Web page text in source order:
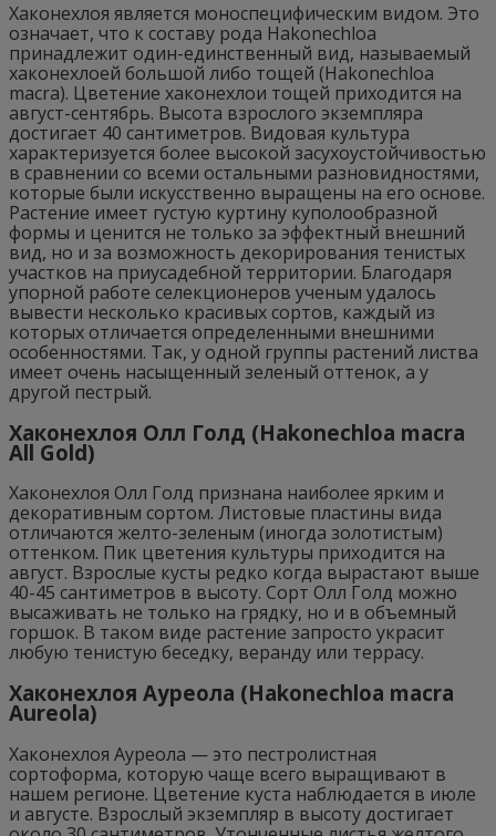
Хаконехлоя является моноспецифическим видом. Это
означает, что к составу рода Hakonechloa
принадлежит один-единственный вид, называемый
хаконехлоей большой либо тощей (Hakonechloa
macra). Цветение хаконехлои тощей приходится на
август-сентябрь. Высота взрослого экземпляра
достигает 40 сантиметров. Видовая культура
характеризуется более высокой засухоустойчивостью
в сравнении со всеми остальными разновидностями,
которые были искусственно выращены на его основе.
Растение имеет густую куртину куполообразной
формы и ценится не только за эффектный внешний
вид, но и за возможность декорирования тенистых
участков на приусадебной территории. Благодаря
упорной работе селекционеров ученым удалось
вывести несколько красивых сортов, каждый из
которых отличается определенными внешними
особенностями. Так, у одной группы растений листва
имеет очень насыщенный зеленый оттенок, а у
другой пестрый.
Хаконехлоя Олл Голд (Hakonechloa macra
All Gold)
Хаконехлоя Олл Голд признана наиболее ярким и
декоративным сортом. Листовые пластины вида
отличаются желто-зеленым (иногда золотистым)
оттенком. Пик цветения культуры приходится на
август. Взрослые кусты редко когда вырастают выше
40-45 сантиметров в высоту. Сорт Олл Голд можно
высаживать не только на грядку, но и в объемный
горшок. В таком виде растение запросто украсит
любую тенистую беседку, веранду или террасу.
Хаконехлоя Ауреола (Hakonechloa macra
Aureola)
Хаконехлоя Ауреола — это пестролистная
сортоформа, которую чаще всего выращивают в
нашем регионе. Цветение куста наблюдается в июле
и августе. Взрослый экземпляр в высоту достигает